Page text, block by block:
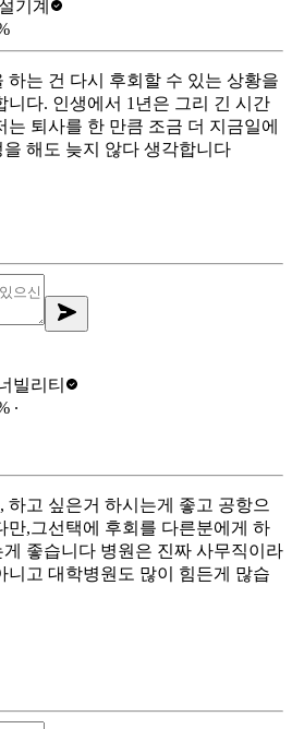
기계
하는 건 다시 후회할 수 있는 상황을
니다. 인생에서 1년은 그리 긴 시간
는 퇴사를 한 만큼 조금 더 지금일에
해도 늦지 않다 생각합니다
빌리티
∙
하고 싶은거 하시는게 좋고 공항으
만,그선택에 후회를 다른분에게 하
좋습니다 병원은 진짜 사무직이라
니고 대학병원도 많이 힘든게 많습